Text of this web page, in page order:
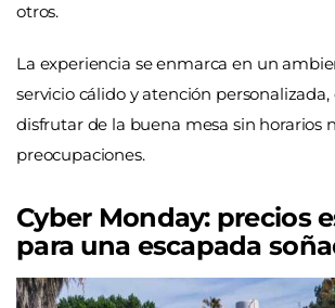
otros.
La experiencia se enmarca en un
servicio cálido y atención
disfrutar de la buena mesa sin horarios
preocupaciones.
Cyber Monday: precios
para una escapada